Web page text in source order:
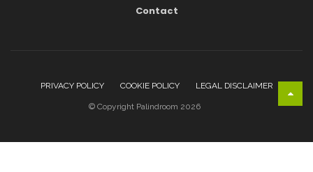
Contact
PRIVACY POLICY COOKIE POLICY LEGAL DISCLAIMER
© Copyright Palindroom 2026